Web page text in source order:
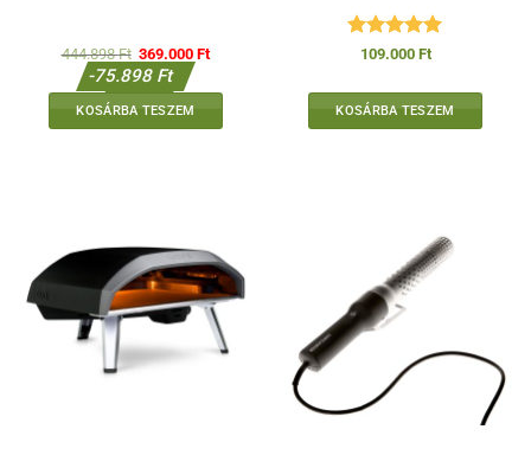
444.898Ft Original
price
was:
369.000FtCurrent
369.000 Ft.
-75.898 Ft
-17%
KOSÁRBA TESZEM
Értékelés:5
109.000 Ft
KOSÁRBA TESZEM